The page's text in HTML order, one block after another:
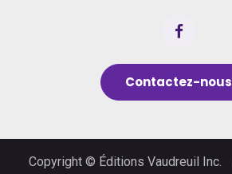
Contactez-nous
Copyright © Éditions Vaudreuil Inc.